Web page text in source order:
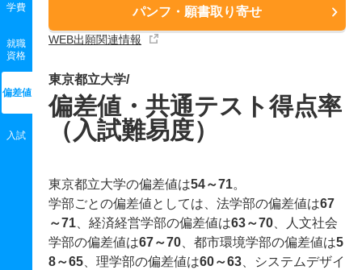
パンフ・願書取り寄せ
WEB出願関連情報
学費
就職
資格
偏差値
入試
東京都立大学/
偏差値・共通テスト得点率
（入試難易度）
東京都立大学の偏差値は54～71。
学部ごとの偏差値としては、法学部の偏差値は67
～71 、経済経営学部の偏差値は63～70 、人文社会
学部の偏差値は67～70 、都市環境学部の偏差値は5
8～65 、理学部の偏差値は60～63 、システムデザイ